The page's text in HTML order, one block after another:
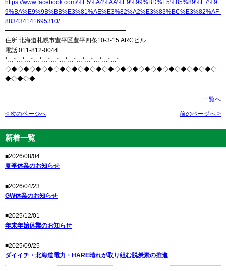
https://www.facebook.com/%E5%A4%AA%E9%99%BD%E5%85%89%E7%9
9%BA%E9%9B%BB%E3%81%AE%E3%82%A2%E3%83%BC%E3%82%AF-
883434141695310/
━━━━━━━━━━━━━━━━━━━━
住所:北海道札幌市豊平区豊平四条10-3-15 ARCビル
電話:011-812-0044
*…*…*…*…*…*…*…*…*…*…*…*…*…*
◇◆◇◆◇◆◇◆◇◆◇◆◇◆◇◆◇◆◇◆◇◆◇◆◇◆◇◆◇◆◇◆◇◆◇
◆◇◆◇◆
一覧へ
< 次のページへ 前のページへ >
新着一覧
■2026/08/04
夏季休業のお知らせ
■2026/04/23
GW休業のお知らせ
■2025/12/01
年末年始休業のお知らせ
■2025/09/25
ダイイチ・北海道電力・HARE晴れが取り組む脱炭素の推進